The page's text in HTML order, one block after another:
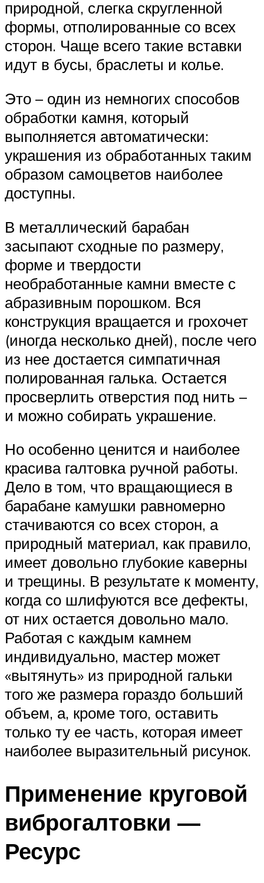
природной, слегка скругленной
формы, отполированные со всех
сторон. Чаще всего такие вставки
идут в бусы, браслеты и колье.
Это – один из немногих способов
обработки камня, который
выполняется автоматически:
украшения из обработанных таким
образом самоцветов наиболее
доступны.
В металлический барабан
засыпают сходные по размеру,
форме и твердости
необработанные камни вместе с
абразивным порошком. Вся
конструкция вращается и грохочет
(иногда несколько дней), после чего
из нее достается симпатичная
полированная галька. Остается
просверлить отверстия под нить –
и можно собирать украшение.
Но особенно ценится и наиболее
красива галтовка ручной работы.
Дело в том, что вращающиеся в
барабане камушки равномерно
стачиваются со всех сторон, а
природный материал, как правило,
имеет довольно глубокие каверны
и трещины. В результате к моменту,
когда со шлифуются все дефекты,
от них остается довольно мало.
Работая с каждым камнем
индивидуально, мастер может
«вытянуть» из природной гальки
того же размера гораздо больший
объем, а, кроме того, оставить
только ту ее часть, которая имеет
наиболее выразительный рисунок.
Применение круговой
виброгалтовки —
Ресурс